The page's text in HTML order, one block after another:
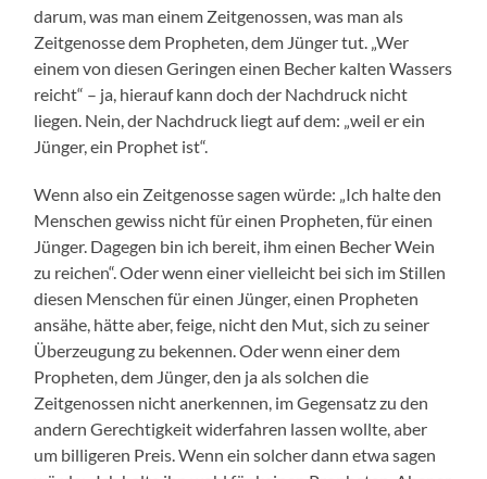
darum, was man einem Zeitgenossen, was man als
Zeitgenosse dem Propheten, dem Jünger tut. „Wer
einem von diesen Geringen einen Becher kalten Wassers
reicht“ – ja, hierauf kann doch der Nachdruck nicht
liegen. Nein, der Nachdruck liegt auf dem: „weil er ein
Jünger, ein Prophet ist“.
Wenn also ein Zeitgenosse sagen würde: „Ich halte den
Menschen gewiss nicht für einen Propheten, für einen
Jünger. Dagegen bin ich bereit, ihm einen Becher Wein
zu reichen“. Oder wenn einer vielleicht bei sich im Stillen
diesen Menschen für einen Jünger, einen Propheten
ansähe, hätte aber, feige, nicht den Mut, sich zu seiner
Überzeugung zu bekennen. Oder wenn einer dem
Propheten, dem Jünger, den ja als solchen die
Zeitgenossen nicht anerkennen, im Gegensatz zu den
andern Gerechtigkeit widerfahren lassen wollte, aber
um billigeren Preis. Wenn ein solcher dann etwa sagen